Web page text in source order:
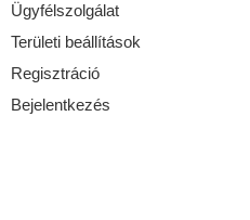
Ügyfélszolgálat
Területi beállítások
Regisztráció
Bejelentkezés